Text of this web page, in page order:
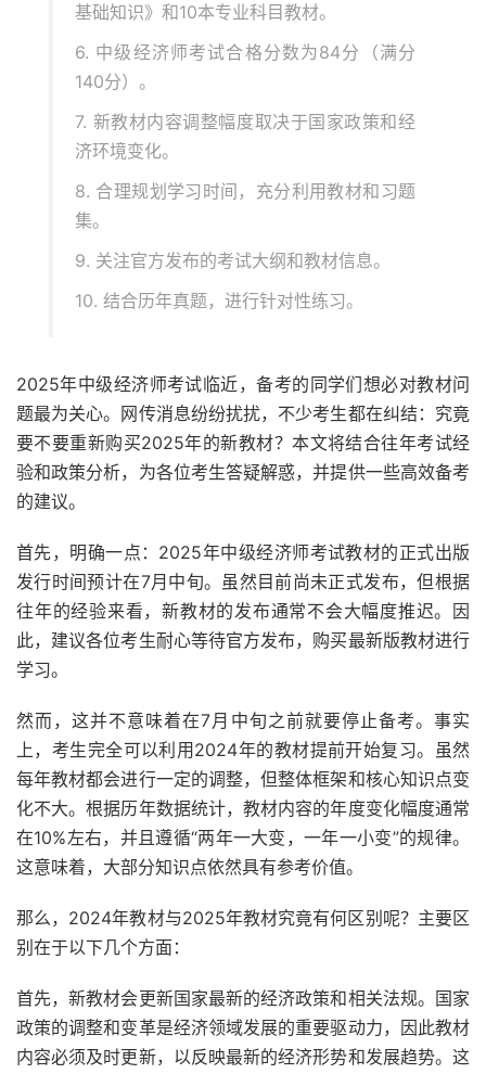
基础知识》和10本专业科目教材。
6. 中级经济师考试合格分数为84分（满分
140分）。
7. 新教材内容调整幅度取决于国家政策和经
济环境变化。
8. 合理规划学习时间，充分利用教材和习题
集。
9. 关注官方发布的考试大纲和教材信息。
10. 结合历年真题，进行针对性练习。
2025年中级经济师考试临近，备考的同学们想必对教材问
题最为关心。网传消息纷纷扰扰，不少考生都在纠结：究竟
要不要重新购买2025年的新教材？本文将结合往年考试经
验和政策分析，为各位考生答疑解惑，并提供一些高效备考
的建议。
首先，明确一点：2025年中级经济师考试教材的正式出版
发行时间预计在7月中旬。虽然目前尚未正式发布，但根据
往年的经验来看，新教材的发布通常不会大幅度推迟。因
此，建议各位考生耐心等待官方发布，购买最新版教材进行
学习。
然而，这并不意味着在7月中旬之前就要停止备考。事实
上，考生完全可以利用2024年的教材提前开始复习。虽然
每年教材都会进行一定的调整，但整体框架和核心知识点变
化不大。根据历年数据统计，教材内容的年度变化幅度通常
在10%左右，并且遵循“两年一大变，一年一小变”的规律。
这意味着，大部分知识点依然具有参考价值。
那么，2024年教材与2025年教材究竟有何区别呢？主要区
别在于以下几个方面：
首先，新教材会更新国家最新的经济政策和相关法规。国家
政策的调整和变革是经济领域发展的重要驱动力，因此教材
内容必须及时更新，以反映最新的经济形势和发展趋势。这